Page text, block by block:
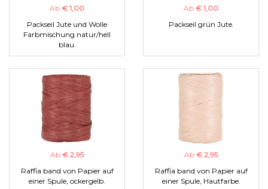
Ab € 1,00
Packseil Jute und Wolle
Farbmischung natur/hell
blau.
Ab € 1,00
Packseil grün Jute.
Ab € 2,95
Raffia band von Papier auf
einer Spule, ockergelb.
Ab € 2,95
Raffia band von Papier auf
einer Spule, Hautfarbe.